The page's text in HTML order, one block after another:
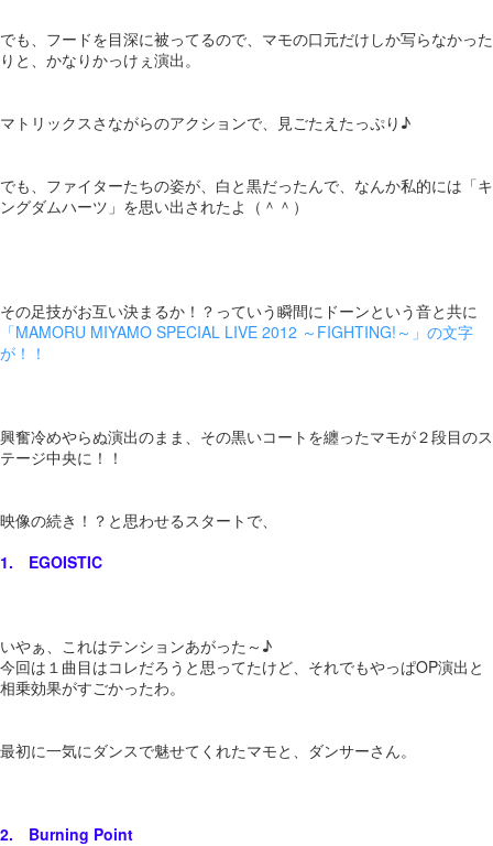
でも、フードを目深に被ってるので、マモの口元だけしか写らなかった
りと、かなりかっけぇ演出。
マトリックスさながらのアクションで、見ごたえたっぷり♪
でも、ファイターたちの姿が、白と黒だったんで、なんか私的には「キ
ングダムハーツ」を思い出されたよ（＾＾）
その足技がお互い決まるか！？っていう瞬間にドーンという音と共に
「MAMORU MIYAMO SPECIAL LIVE 2012 ～FIGHTING!～」の文字
が！！
興奮冷めやらぬ演出のまま、その黒いコートを纏ったマモが２段目のス
テージ中央に！！
映像の続き！？と思わせるスタートで、
1. EGOISTIC
いやぁ、これはテンションあがった～♪
今回は１曲目はコレだろうと思ってたけど、それでもやっぱOP演出と
相乗効果がすごかったわ。
最初に一気にダンスで魅せてくれたマモと、ダンサーさん。
2. Burning Point